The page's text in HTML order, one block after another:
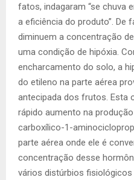
fatos, indagaram “se chuva
a eficiência do produto”. De
diminuem a concentração
uma condição de hipóxia.
encharcamento do solo, a
do etileno na parte aérea
antecipada dos frutos. Esta
rápido aumento na
carboxílico-1-
parte aérea onde ele é
concentração desse
vários distúrbios